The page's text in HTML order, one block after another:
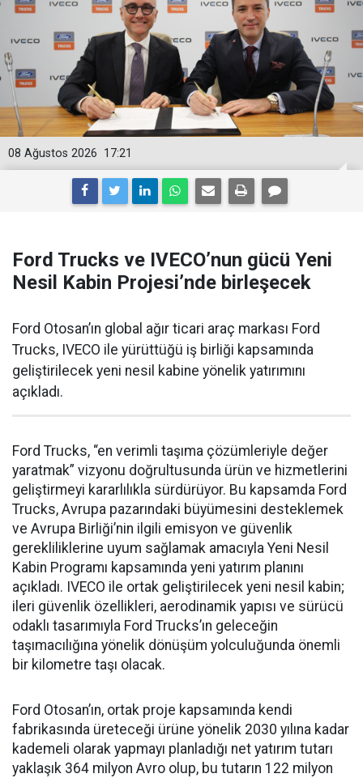
17:21
08 Ağustos 2026
Ford Trucks ve IVECO’nun gücü Yeni
Nesil Kabin Projesi’nde birleşecek
Ford Otosan’ın global ağır ticari araç markası Ford
Trucks, IVECO ile yürüttüğü iş birliği kapsamında
geliştirilecek yeni nesil kabine yönelik yatırımını
açıkladı.
Ford Trucks, “en verimli taşıma çözümleriyle değer
yaratmak” vizyonu doğrultusunda ürün ve hizmetlerini
geliştirmeyi kararlılıkla sürdürüyor. Bu kapsamda Ford
Trucks, Avrupa pazarındaki büyümesini desteklemek
ve Avrupa Birliği’nin ilgili emisyon ve güvenlik
gerekliliklerine uyum sağlamak amacıyla Yeni Nesil
Kabin Programı kapsamında yeni yatırım planını
açıkladı. IVECO ile ortak geliştirilecek yeni nesil kabin;
ileri güvenlik özellikleri, aerodinamik yapısı ve sürücü
odaklı tasarımıyla Ford Trucks’ın geleceğin
taşımacılığına yönelik dönüşüm yolculuğunda önemli
bir kilometre taşı olacak.
Ford Otosan’ın, ortak proje kapsamında kendi
fabrikasında üreteceği ürüne yönelik 2030 yılına kadar
kademeli olarak yapmayı planladığı net yatırım tutarı
yaklaşık 364 milyon Avro olup, bu tutarın 122 milyon